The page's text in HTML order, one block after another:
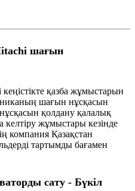
шағын
қазба жұмыстарын
шағын нұсқасын
қолдану қалалық
жұмыстары кезінде
компания Қазақстан
тартымды бағамен
сату - Бүкіл